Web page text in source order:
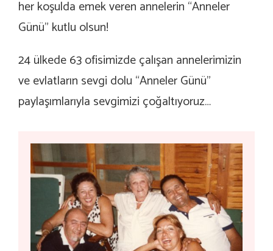
her koşulda emek veren annelerin “Anneler
Günü” kutlu olsun!
24 ülkede 63 ofisimizde çalışan annelerimizin
ve evlatların sevgi dolu “Anneler Günü”
paylaşımlarıyla sevgimizi çoğaltıyoruz…